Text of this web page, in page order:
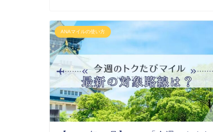
ANAマイルの使い方